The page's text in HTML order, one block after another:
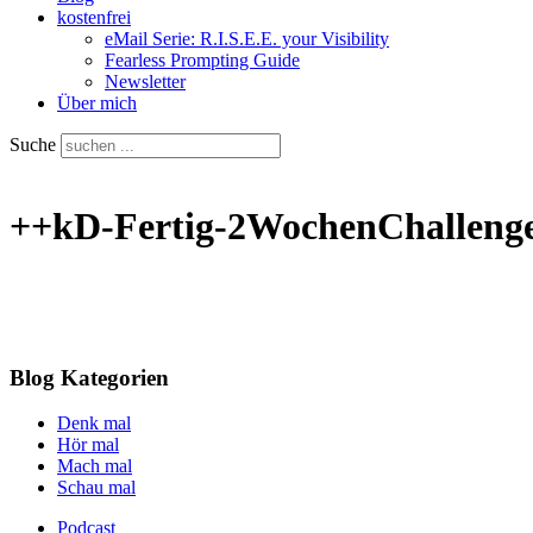
kostenfrei
eMail Serie: R.I.S.E.E. your Visibility
Fearless Prompting Guide
Newsletter
Über mich
Suche
++kD-Fertig-
Blog Kategorien
Denk mal
Hör mal
Mach mal
Schau mal
Podcast